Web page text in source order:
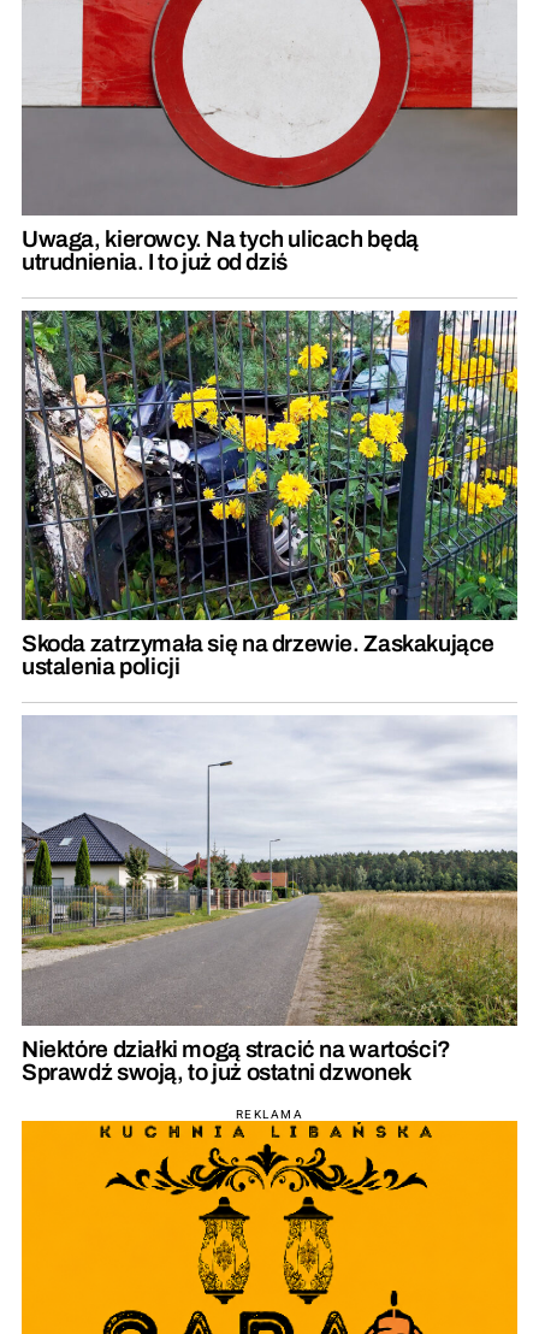
Uwaga, kierowcy. Na tych ulicach będą
utrudnienia. I to już od dziś
Skoda zatrzymała się na drzewie. Zaskakujące
ustalenia policji
Niektóre działki mogą stracić na wartości?
Sprawdź swoją, to już ostatni dzwonek
REKLAMA